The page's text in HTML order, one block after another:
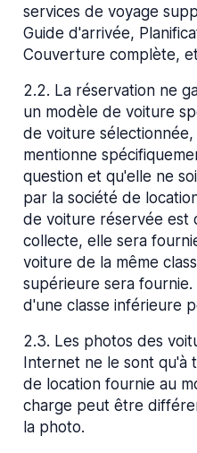
services de voyage
Guide d'arrivée,
Couverture complète,
2.2. La réservation ne
un modèle de voiture
de voiture sélectionnée,
mentionne
question et qu'elle ne
par la société de
de voiture réservée est
collecte, elle sera
voiture de la même
supérieure sera
d'une classe inférieure
2.3. Les photos des
Internet ne le sont qu'à
de location fournie au
charge peut être
la photo.